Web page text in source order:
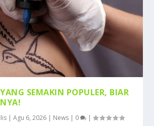
SEMAKIN POPULER, BIAR
|Agu 6, 2026 | News | 0 |